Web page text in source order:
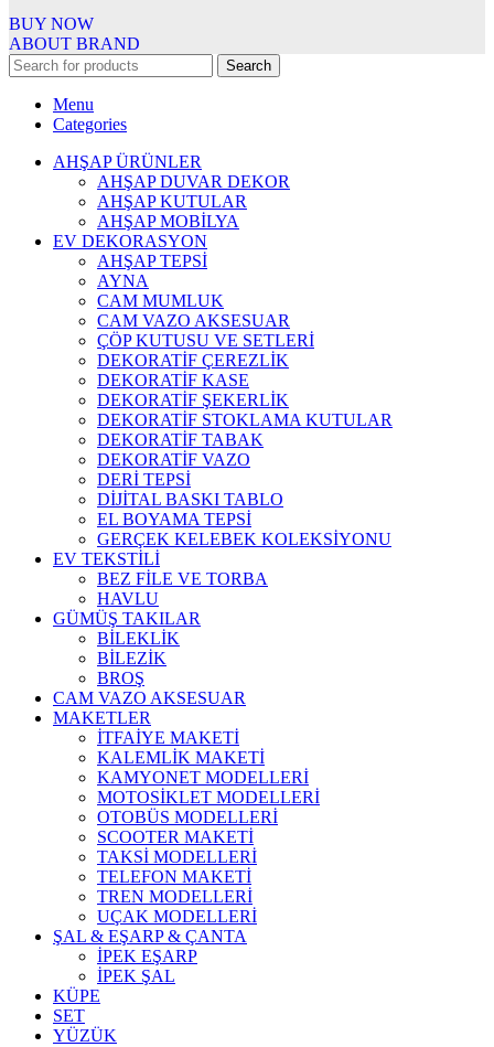
BUY NOW
ABOUT BRAND
Search
Menu
Categories
AHŞAP ÜRÜNLER
AHŞAP DUVAR DEKOR
AHŞAP KUTULAR
AHŞAP MOBİLYA
EV DEKORASYON
AHŞAP TEPSİ
AYNA
CAM MUMLUK
CAM VAZO AKSESUAR
ÇÖP KUTUSU VE SETLERİ
DEKORATİF ÇEREZLİK
DEKORATİF KASE
DEKORATİF ŞEKERLİK
DEKORATİF STOKLAMA KUTULAR
DEKORATİF TABAK
DEKORATİF VAZO
DERİ TEPSİ
DİJİTAL BASKI TABLO
EL BOYAMA TEPSİ
GERÇEK KELEBEK KOLEKSİYONU
EV TEKSTİLİ
BEZ FİLE VE TORBA
HAVLU
GÜMÜŞ TAKILAR
BİLEKLİK
BİLEZİK
BROŞ
CAM VAZO AKSESUAR
MAKETLER
İTFAİYE MAKETİ
KALEMLİK MAKETİ
KAMYONET MODELLERİ
MOTOSİKLET MODELLERİ
OTOBÜS MODELLERİ
SCOOTER MAKETİ
TAKSİ MODELLERİ
TELEFON MAKETİ
TREN MODELLERİ
UÇAK MODELLERİ
ŞAL & EŞARP & ÇANTA
İPEK EŞARP
İPEK ŞAL
KÜPE
SET
YÜZÜK